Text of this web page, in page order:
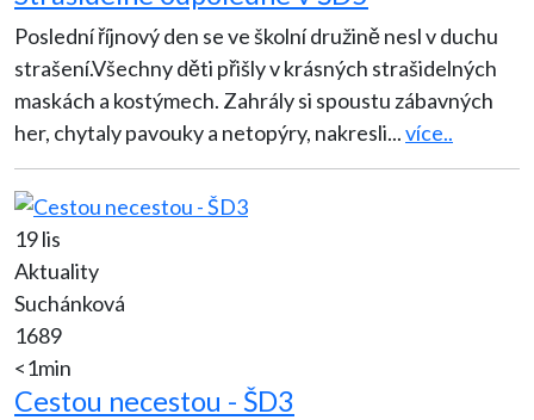
Poslední říjnový den se ve školní družině nesl v duchu
strašení.Všechny děti přišly v krásných strašidelných
maskách a kostýmech. Zahrály si spoustu zábavných
her, chytaly pavouky a netopýry, nakresli...více..
19 lis
Aktuality
Suchánková
1689
<1min
Cestou necestou - ŠD3